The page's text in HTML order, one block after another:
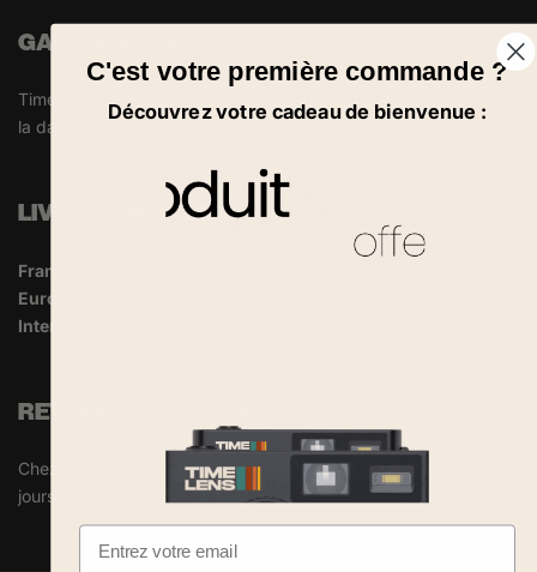
GARANTIE 2 ANS
TimeLens® est couvert par une garantie de 2 ans à compter de
la date d'achat.
LIVRAISON RAPIDE
France
Europe
International
RETOURS SOUS 14 JOURS
Chez TimeLens, vous pouvez renvoyer l'article pendant 14
jours!
C'est votre première commande ?
Découvrez votre cadeau de bienvenue :